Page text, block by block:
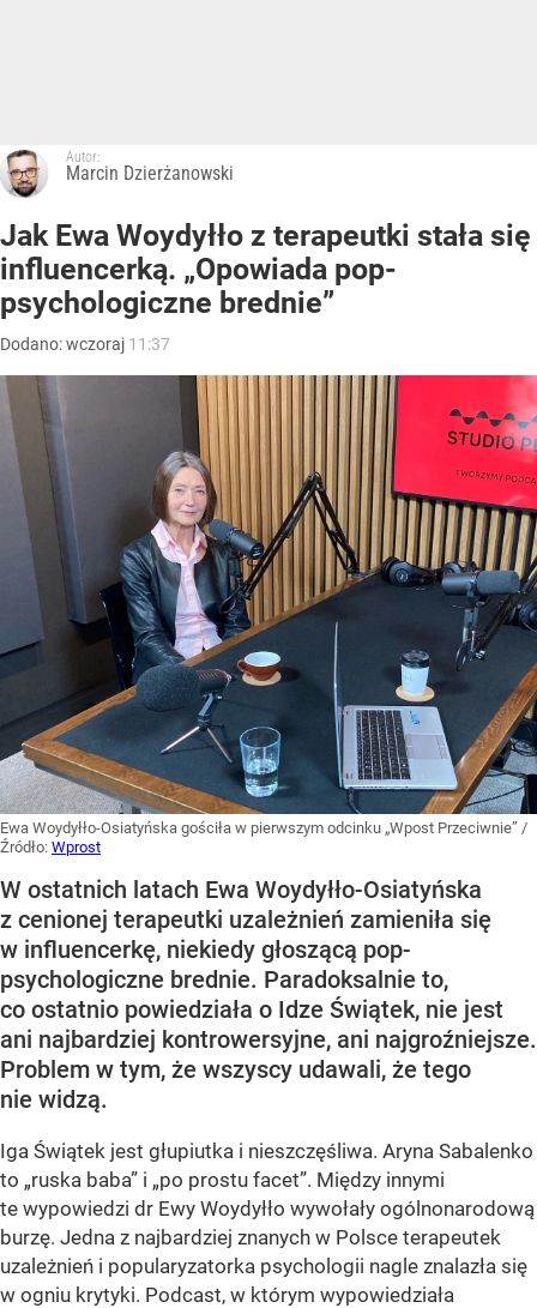
Autor:
Marcin Dzierżanowski
Jak Ewa Woydyłło z terapeutki stała się
influencerką. „Opowiada pop-
psychologiczne brednie”
Dodano:wczoraj 11:37
Ewa Woydyłło-Osiatyńska gościła w pierwszym odcinku „Wpost Przeciwnie” /
Źródło: Wprost
W ostatnich latach Ewa Woydyłło-Osiatyńska
z cenionej terapeutki uzależnień zamieniła się
w influencerkę, niekiedy głoszącą pop-
psychologiczne brednie. Paradoksalnie to,
co ostatnio powiedziała o Idze Świątek, nie jest
ani najbardziej kontrowersyjne, ani najgroźniejsze.
Problem w tym, że wszyscy udawali, że tego
nie widzą.
Iga Świątek jest głupiutka i nieszczęśliwa. Aryna Sabalenko
to „ruska baba” i „po prostu facet”. Między innymi
te wypowiedzi dr Ewy Woydyłło wywołały ogólnonarodową
burzę. Jedna z najbardziej znanych w Polsce terapeutek
uzależnień i popularyzatorka psychologii nagle znalazła się
w ogniu krytyki. Podcast, w którym wypowiedziała